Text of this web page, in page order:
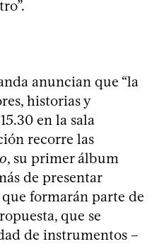
anuncian que “la
historias y
en la sala
recorre las
, su primer álbum
de presentar
formarán parte de
que se
de instrumentos –